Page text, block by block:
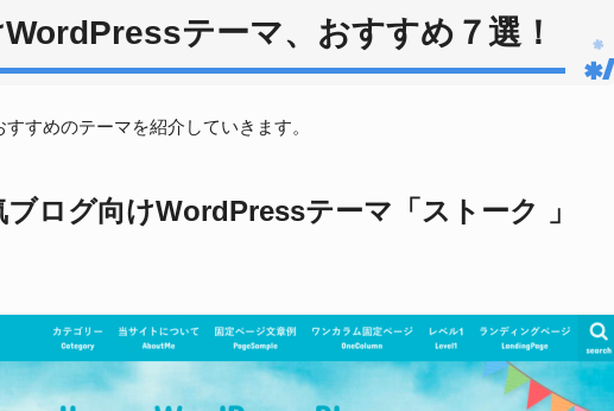
テーマ、おすすめ７選！
すめのテーマを紹介していきます。
ブログ向けWordPressテーマ「ストーク 」